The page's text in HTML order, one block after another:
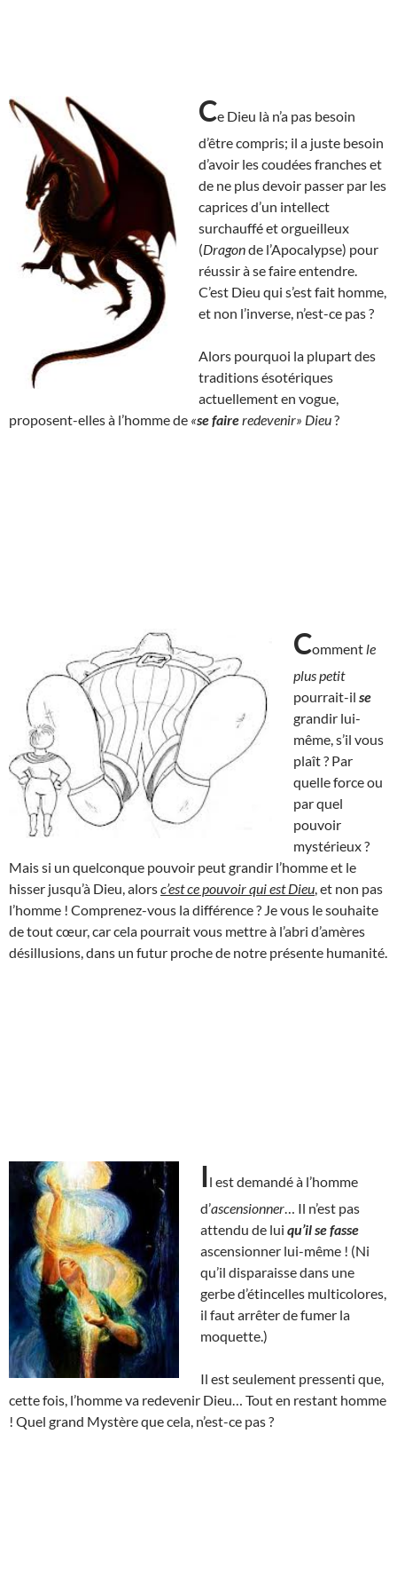
Ce Dieu là n’a pas besoin
d’être compris; il a juste besoin
d’avoir les coudées franches et
de ne plus devoir passer par les
caprices d’un intellect
surchauffé et orgueilleux
(Dragonde l’Apocalypse) pour
réussir à se faire entendre.
C’est Dieu qui s’est fait homme,
et non l’inverse, n’est-ce pas ?
Alors pourquoi la plupart des
traditions ésotériques
actuellement en vogue,
proposent-elles à l’homme de «se faireredevenir» Dieu?
Comment le
plus petit
pourrait-il se
grandir lui-
même, s’il vous
plaît ? Par
quelle force ou
par quel
pouvoir
mystérieux ?
Mais si un quelconque pouvoir peut grandir l’homme et le
hisser jusqu’à Dieu, alorsc’est ce pouvoir qui est Dieu , et non pas
l’homme ! Comprenez-vous la différence ? Je vous le souhaite
de tout cœur, car cela pourrait vous mettre à l’abri d’amères
désillusions, dans un futur proche de notre présente humanité.
Il est demandé à l’homme
d’ascensionner … Il n’est pas
attendu de lui qu’il se fasse
ascensionner lui-même ! (Ni
qu’il disparaisse dans une
gerbe d’étincelles multicolores,
il faut arrêter de fumer la
moquette.)
Il est seulement pressenti que,
cette fois, l’homme va redevenir Dieu… Tout en restant homme
! Quel grand Mystère que cela, n’est-ce pas ?